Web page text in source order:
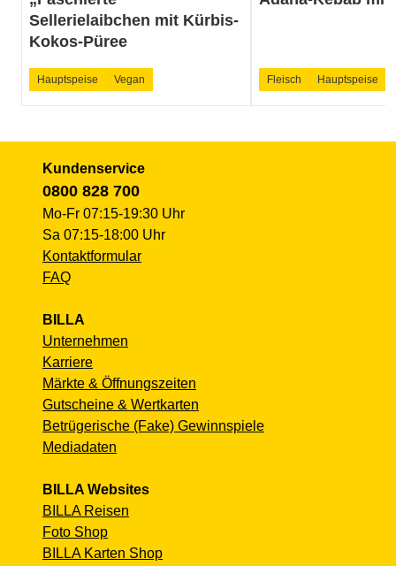
Sellerielaibchen mit Kürbis-
Kokos-Püree
Hauptspeise Vegan Fleisch Hauptspeise
Kundenservice
0800 828 700
Mo-Fr 07:15-19:30 Uhr
Sa 07:15-18:00 Uhr
Kontaktformular
FAQ
BILLA
Unternehmen
Karriere
Märkte & Öffnungszeiten
Gutscheine & Wertkarten
Betrügerische (Fake) Gewinnspiele
Mediadaten
BILLA Websites
BILLA Reisen
Foto Shop
BILLA Karten Shop